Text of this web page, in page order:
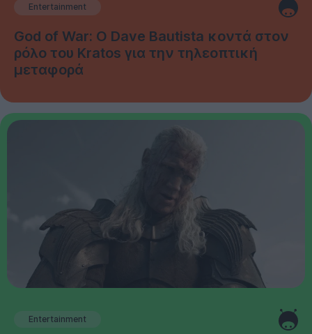
Entertainment
God of War: Ο Dave Bautista κοντά στον
ρόλο του Kratos για την τηλεοπτική
μεταφορά
Entertainment